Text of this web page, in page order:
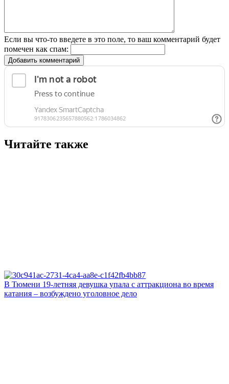
Если вы что-то введете в это поле, то ваш комментарий будет
помечен как спам:
Добавить комментарий
Читайте также
В Тюмени 19‑летняя девушка упала с аттракциона во время
катания – возбуждено уголовное дело